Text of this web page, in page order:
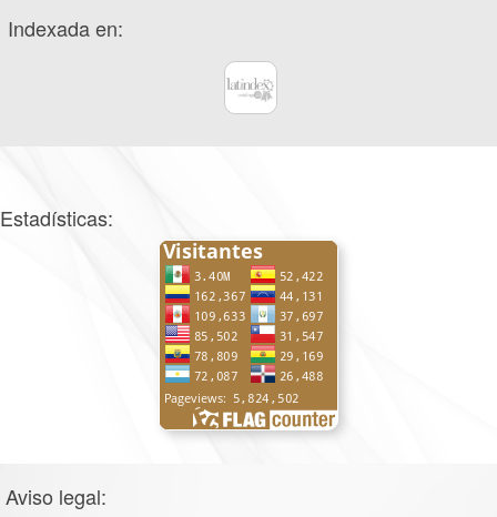
Indexada en:
Estadísticas:
Aviso legal: